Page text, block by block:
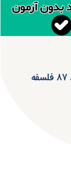
دانلود سوالات و کلید کنکور ارشد ۸۷ فلسفه